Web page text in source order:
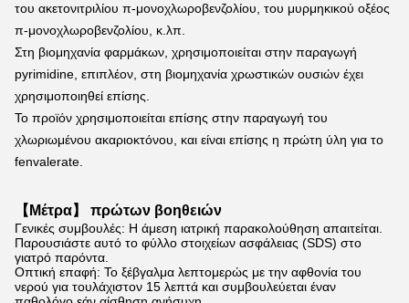
του ακετονιτριλίου π-μονοχλωροβενζολίου, του μυρμηκικού οξέος
π-μονοχλωροβενζολίου, κ.λπ.
Στη βιομηχανία φαρμάκων, χρησιμοποιείται στην παραγωγή
pyrimidine, επιπλέον, στη βιομηχανία χρωστικών ουσιών έχει
χρησιμοποιηθεί επίσης.
Το προϊόν χρησιμοποιείται επίσης στην παραγωγή του
χλωριωμένου ακαριοκτόνου, και είναι επίσης η πρώτη ύλη για το
fenvalerate.
【Μέτρα】 πρώτων βοηθειών
Γενικές συμβουλές: Η άμεση ιατρική παρακολούθηση απαιτείται.
Παρουσιάστε αυτό το φύλλο στοιχείων ασφάλειας (SDS) στο
γιατρό παρόντα.
Οπτική επαφή: Το ξέβγαλμα λεπτομερώς με την αφθονία του
νερού για τουλάχιστον 15 λεπτά και συμβουλεύεται έναν